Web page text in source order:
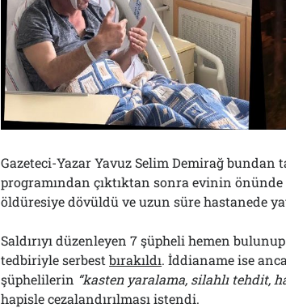
Gazeteci-Yazar Yavuz Selim Demirağ bundan
programından çıktıktan sonra evinin önünde
öldüresiye dövüldü ve uzun süre hastanede
Saldırıyı düzenleyen 7 şüpheli hemen
tedbiriyle serbestbırakıldı. İddianame ise
şüphelilerin “kasten yaralama, silahlı tehdit,
hapisle cezalandırılması istendi.